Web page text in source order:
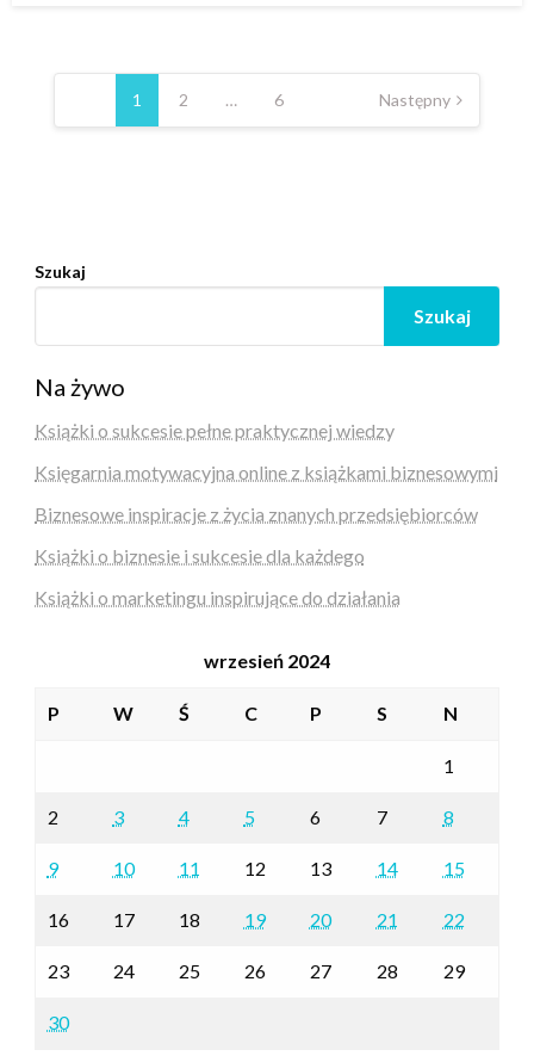
Nawigacja
wpisach
1 2 … 6 Następny
Szukaj
Szukaj
Na żywo
Książki o sukcesie pełne praktycznej wiedzy
Księgarnia motywacyjna online z książkami biznesowymi
Biznesowe inspiracje z życia znanych przedsiębiorców
Książki o biznesie i sukcesie dla każdego
Książki o marketingu inspirujące do działania
wrzesień 2024
P W Ś C P S N
1
2 3 4 5 6 7 8
9 10 11 12 13 14 15
16 17 18 19 20 21 22
23 24 25 26 27 28 29
30